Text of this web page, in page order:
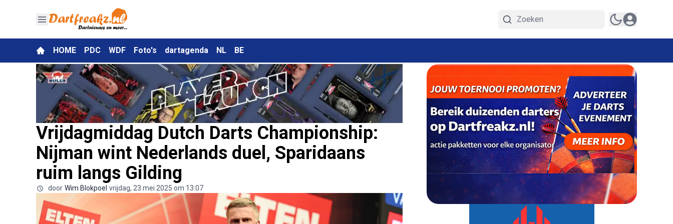
HOME PDC WDF Foto's dartagenda NL BE
Vrijdagmiddag Dutch Darts Championship:
Nijman wint Nederlands duel, Sparidaans
ruim langs Gilding
door Wim Blokpoel vrijdag, 23 mei 2025 om 13:07